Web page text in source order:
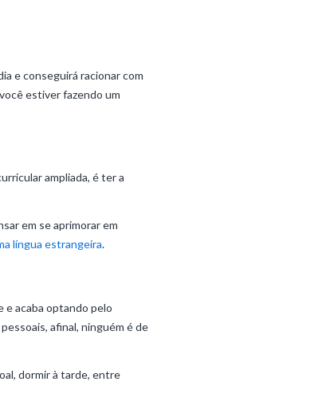
e conseguirá racionar com
estiver fazendo um
ampliada, é ter a
em se aprimorar em
língua estrangeira.
e acaba optando pelo
afinal, ninguém é de
dormir à tarde, entre